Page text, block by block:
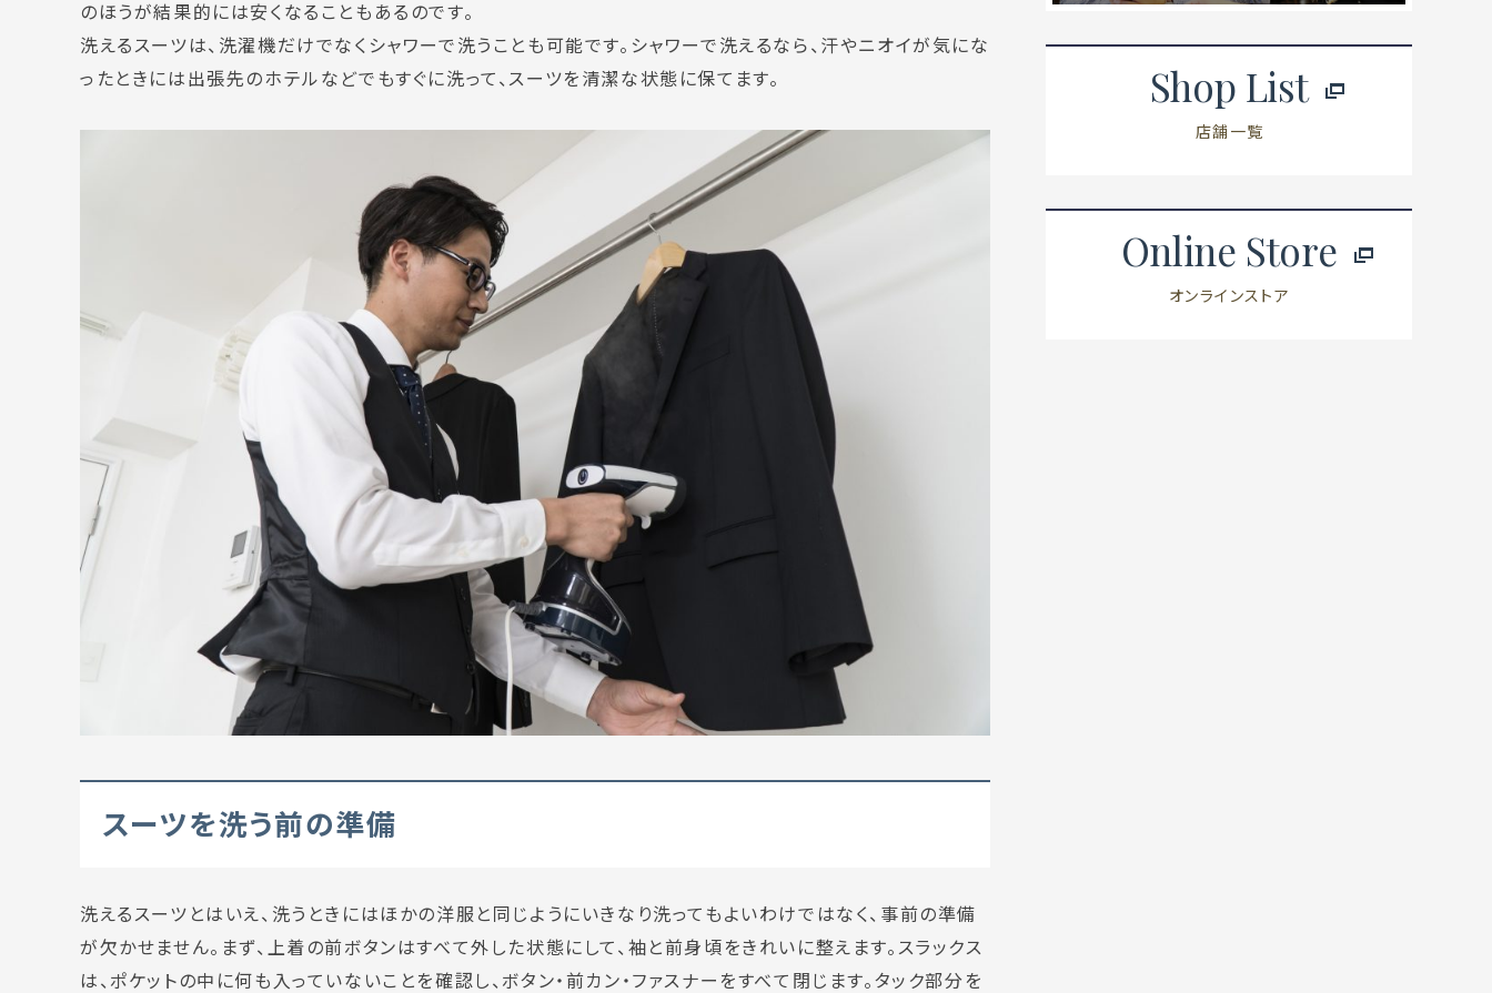
のほうが結果的には安くなることもあるのです。
洗えるスーツは、洗濯機だけでなくシャワーで洗うことも可能です。シャワーで洗えるなら、汗やニオイが気にな
ったときには出張先のホテルなどでもすぐに洗って、スーツを清潔な状態に保てます。
スーツを洗う前の準備
洗えるスーツとはいえ、洗うときにはほかの洋服と同じようにいきなり洗ってもよいわけではなく、事前の準備
が欠かせません。まず、上着の前ボタンはすべて外した状態にして、袖と前身頃をきれいに整えます。スラックス
は、ポケットの中に何も入っていないことを確認し、ボタン・前カン・ファスナーをすべて閉じます。タック部分を
Shop List
店舗一覧
Online Store
オンラインストア